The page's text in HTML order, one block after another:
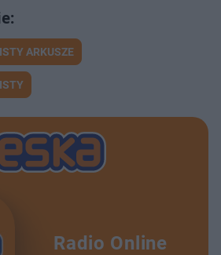
ARKUSZE
Radio Online